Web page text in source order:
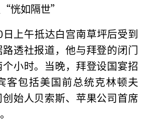
恍如隔世”
上午抵达白宫南草坪后受到
透社报道，他与拜登的闭门
小时。当晚，拜登设国宴招
客包括美国前总统克林顿夫
始人贝索斯、苹果公司首席